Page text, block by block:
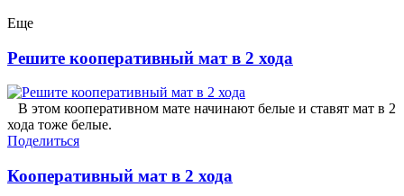
Еще
Решите кооперативный мат в 2 хода
В этом кооперативном мате начинают белые и ставят мат в 2
хода тоже белые.
Поделиться
Кооперативный мат в 2 хода